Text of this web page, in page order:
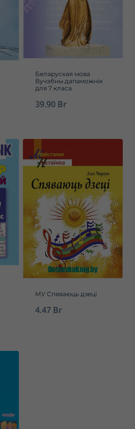
Беларуская мова
Вучэбны дапаможнік
для 7 класа
39.90 Br
МУ Спяваюць дзеці
4.47 Br